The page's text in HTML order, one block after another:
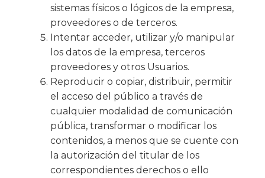
sistemas físicos o lógicos de la empresa,
proveedores o de terceros.
Intentar acceder, utilizar y/o manipular
los datos de la empresa, terceros
proveedores y otros Usuarios.
Reproducir o copiar, distribuir, permitir
el acceso del público a través de
cualquier modalidad de comunicación
pública, transformar o modificar los
contenidos, a menos que se cuente con
la autorización del titular de los
correspondientes derechos o ello